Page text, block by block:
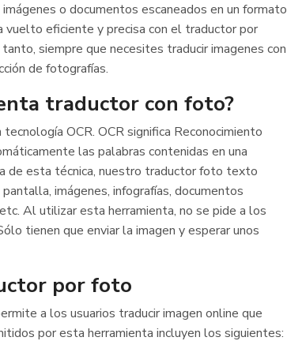
o documentos escaneados en un formato
eficiente y precisa con el traductor por
siempre que necesites traducir imagenes con
de fotografías.
traductor con foto?
OCR. OCR significa Reconocimiento
las palabras contenidas en una
de esta técnica, nuestro traductor foto texto
imágenes, infografías, documentos
Al utilizar esta herramienta, no se pide a los
tienen que enviar la imagen y esperar unos
por foto
a los usuarios traducir imagen online que
por esta herramienta incluyen los siguientes: